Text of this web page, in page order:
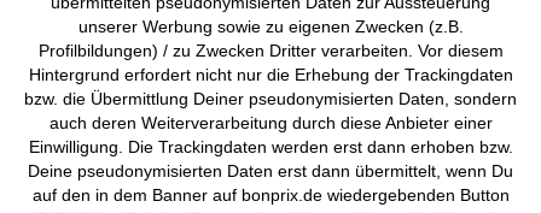
©2026 bonprix.Alle Rechte vorbehalten.
Deutsch Français
unserer Werbung sowie zu eigenen Zwecken (z.B.
Profilbildungen) / zu Zwecken Dritter verarbeiten. Vor diesem
Hintergrund erfordert nicht nur die Erhebung der Trackingdaten
bzw. die Übermittlung Deiner pseudonymisierten Daten, sondern
auch deren Weiterverarbeitung durch diese Anbieter einer
Einwilligung. Die Trackingdaten werden erst dann erhoben bzw.
Deine pseudonymisierten Daten erst dann übermittelt, wenn Du
auf den in dem Banner auf bonprix.de wiedergebenden Button